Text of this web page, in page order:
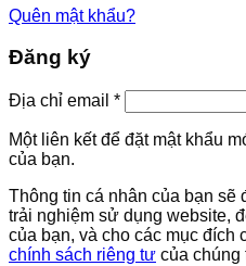
Quên mật khẩu?
Đăng ký
Địa chỉ email *Bắt
buộc
Một liên kết để đặt mật khẩu
của bạn.
Thông tin cá nhân của bạn
trải nghiệm sử dụng website,
của bạn, và cho các mục đích
chính sách riêng tư của chúng